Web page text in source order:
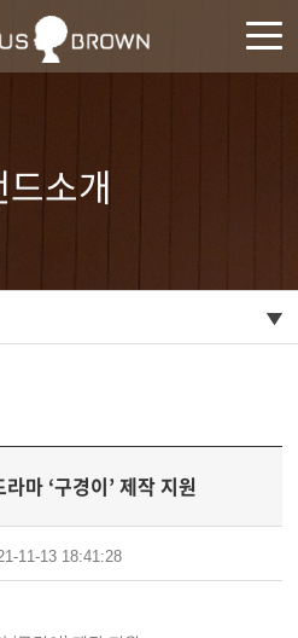
소개
마 ‘구경이’ 제작 지원
11-13 18:41:28